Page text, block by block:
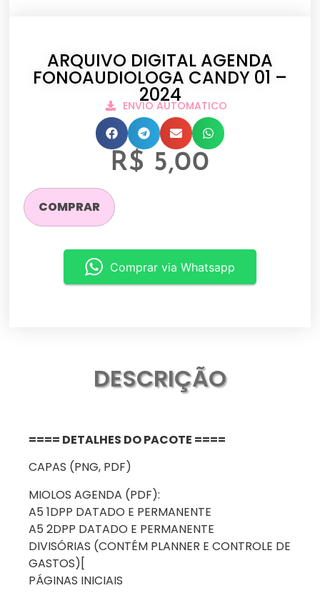
ARQUIVO DIGITAL AGENDA
FONOAUDIOLOGA CANDY 01 –
2024
ENVIO AUTOMATICO
R$ 5,00
COMPRAR
Comprar via Whatsapp
DESCRIÇÃO
==== DETALHES DO PACOTE ====
CAPAS (PNG, PDF)
MIOLOS AGENDA (PDF):
A5 1DPP DATADO E PERMANENTE
A5 2DPP DATADO E PERMANENTE
DIVISÓRIAS (CONTÉM PLANNER E CONTROLE DE
GASTOS)[
PÁGINAS INICIAIS